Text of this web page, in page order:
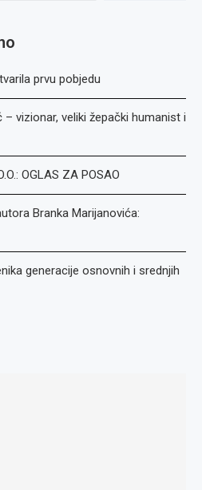
prvu pobjedu
– vizionar, veliki žepački humanist i
OGLAS ZA POSAO
Branka Marijanovića:
generacije osnovnih i srednjih